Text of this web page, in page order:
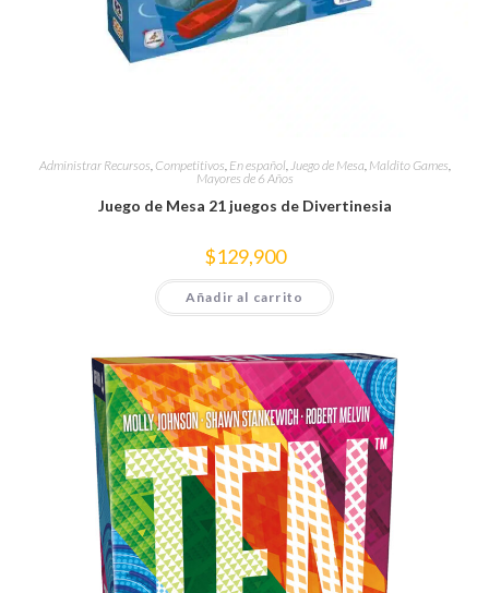
Administrar Recursos, Competitivos, En español,Juego de Mesa, Maldito Games,
Mayores de 6 Años
Juego de Mesa 21 juegos de Divertinesia
$129,900
Añadir al carrito